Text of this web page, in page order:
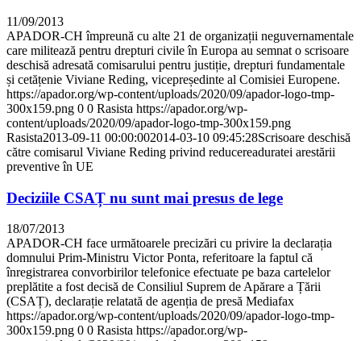
11/09/2013
APADOR-CH împreună cu alte 21 de organizații neguvernamentale
care militează pentru drepturi civile în Europa au semnat o scrisoare
deschisă adresată comisarului pentru justiție, drepturi fundamentale
și cetățenie Viviane Reding, vicepreședinte al Comisiei Europene.
https://apador.org/wp-content/uploads/2020/09/apador-logo-tmp-
300x159.png 0 0 Rasista https://apador.org/wp-
content/uploads/2020/09/apador-logo-tmp-300x159.png
Rasista2013-09-11 00:00:002014-03-10 09:45:28Scrisoare deschisă
către comisarul Viviane Reding privind reducereaduratei arestării
preventive în UE
Deciziile CSAȚ nu sunt mai presus de lege
18/07/2013
APADOR-CH face următoarele precizări cu privire la declarația
domnului Prim-Ministru Victor Ponta, referitoare la faptul că
înregistrarea convorbirilor telefonice efectuate pe baza cartelelor
preplătite a fost decisă de Consiliul Suprem de Apărare a Țării
(CSAȚ), declarație relatată de agenția de presă Mediafax
https://apador.org/wp-content/uploads/2020/09/apador-logo-tmp-
300x159.png 0 0 Rasista https://apador.org/wp-